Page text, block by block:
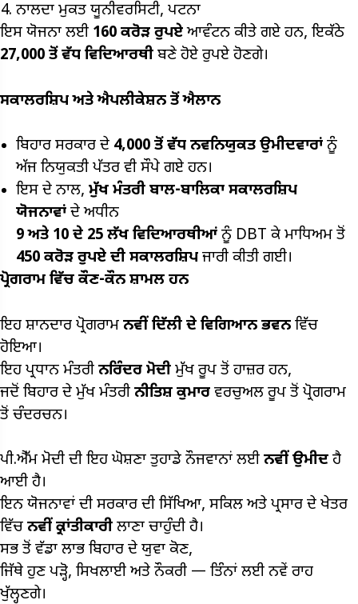
ਨਾਲਦਾ ਮੁਕਤ ਯੂਨੀਵਰਸਿਟੀ, ਪਟਨਾ
ਇਸ ਯੋਜਨਾ ਲਈ ₹160 ਕਰੋੜ ਰੁਪਏਆਵੰਟਨ ਕੀਤੇ ਗਏ ਹਨ, ਇਕੱਠੇ
27,000 ਤੋਂ ਵੱਧ ਵਿਦਿਆਰਥੀ ਬਣੇ ਹੋਏ ਰੁਪਏ ਹੋਣਗੇ।
ਸਕਾਲਰਸ਼ਿਪ ਅਤੇ ਐਪਲੀਕੇਸ਼ਨ ਤੋਂ ਐਲਾਨ
ਬਿਹਾਰ ਸਰਕਾਰ ਦੇ 4,000 ਤੋਂ ਵੱਧ ਨਵਨਿਯੁਕਤ ਉਮੀਦਵਾਰਾਂ ਨੂੰ
ਅੱਜ ਨਿਯੁਕਤੀ ਪੱਤਰ ਵੀ ਸੌਪੇ ਗਏ ਹਨ।
ਇਸ ਦੇ ਨਾਲ, ਮੁੱਖ ਮੰਤਰੀ ਬਾਲ-ਬਾਲਿਕਾ ਸਕਾਲਰਸ਼ਿਪ
ਯੋਜਨਾਵਾਂ ਦੇ ਅਧੀਨ
9ਅਤੇ 10 ਦੇ 25 ਲੱਖ ਵਿਦਿਆਰਥੀਆਂ ਨੂੰ DBT ਕੇ ਮਾਧਿਅਮ ਤੋਂ
₹450 ਕਰੋੜ ਰੁਪਏ ਦੀ ਸਕਾਲਰਸ਼ਿਪ ਜਾਰੀ ਕੀਤੀ ਗਈ।
ਪ੍ਰੋਗਰਾਮ ਵਿੱਚ ਕੌਣ-ਕੌਨ ਸ਼ਾਮਲ ਹਨ
ਇਹ ਸ਼ਾਨਦਾਰ ਪ੍ਰੋਗਰਾਮ ਨਵੀਂ ਦਿੱਲੀ ਦੇ ਵਿਗਿਆਨ ਭਵਨ ਵਿੱਚ
ਹੋਇਆ।
ਇਹ ਪ੍ਰਧਾਨ ਮੰਤਰੀ ਨਰਿੰਦਰ ਮੋਦੀ ਮੁੱਖ ਰੂਪ ਤੋਂ ਹਾਜ਼ਰ ਹਨ,
ਜਦੋਂ ਬਿਹਾਰ ਦੇ ਮੁੱਖ ਮੰਤਰੀ ਨੀਤਿਸ਼ ਕੁਮਾਰ ਵਰਚੁਅਲ ਰੂਪ ਤੋਂ ਪ੍ਰੋਗਰਾਮ
ਤੋਂ ਚੰਦਰਚਨ।
ਪੀ.ਐੱਮ ਮੋਦੀ ਦੀ ਇਹ ਘੋਸ਼ਣਾ ਤੁਹਾਡੇ ਨੌਜਵਾਨਾਂ ਲਈ ਨਵੀਂ ਉਮੀਦ ਹੈ
ਆਈ ਹੈ।
ਇਨ ਯੋਜਨਾਵਾਂ ਦੀ ਸਰਕਾਰ ਦੀ ਸਿੱਖਿਆ, ਸਕਿਲ ਅਤੇ ਪ੍ਰਸਾਰ ਦੇ ਖੇਤਰ
ਵਿੱਚ ਨਵੀਂ ਕ੍ਰਾਂਤੀਕਾਰੀ ਲਾਣਾ ਚਾਹੁੰਦੀ ਹੈ।
ਸਭ ਤੋਂ ਵੱਡਾ ਲਾਭ ਬਿਹਾਰ ਦੇ ਯੁਵਾ ਕੋਣ,
ਜਿੱਥੇ ਹੁਣ ਪੜ੍ਹੋ, ਸਿਖਲਾਈ ਅਤੇ ਨੌਕਰੀ — ਤਿੰਨਾਂ ਲਈ ਨਵੇਂ ਰਾਹ
ਖੁੱਲ੍ਹਣਗੇ।